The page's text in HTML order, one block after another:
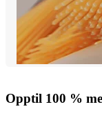
Opptil 100 %